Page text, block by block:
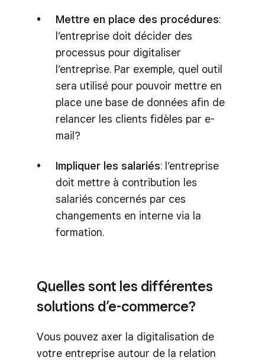
Mettre en place des procédures:
l’entreprise doit décider des
processus pour digitaliser
l’entreprise. Par exemple, quel outil
sera utilisé pour pouvoir mettre en
place une base de données afin de
relancer les clients fidèles par e-
mail?
Impliquer les salariés: l’entreprise
doit mettre à contribution les
salariés concernés par ces
changements en interne via la
formation.
Quelles sont les différentes
solutions d’e-commerce?
Vous pouvez axer la digitalisation de
votre entreprise autour de la relation